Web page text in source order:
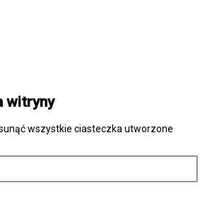
witryny
wszystkie ciasteczka utworzone